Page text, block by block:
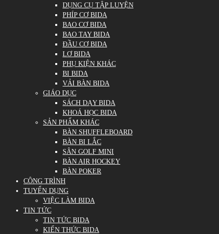
DỤNG CỤ TẬP LUYỆN
PHÍP CƠ BIDA
BAO CƠ BIDA
BAO TAY BIDA
ĐẦU CƠ BIDA
LƠ BIDA
PHỤ KIỆN KHÁC
BI BIDA
VẢI BÀN BIDA
GIÁO DỤC
SÁCH DẠY BIDA
KHOÁ HỌC BIDA
SẢN PHẨM KHÁC
BÀN SHUFFLEBOARD
BÀN BI LẮC
SÂN GOLF MINI
BÀN AIR HOCKEY
BÀN POKER
CÔNG TRÌNH
TUYỂN DỤNG
VIỆC LÀM BIDA
TIN TỨC
TIN TỨC BIDA
KIẾN THỨC BIDA